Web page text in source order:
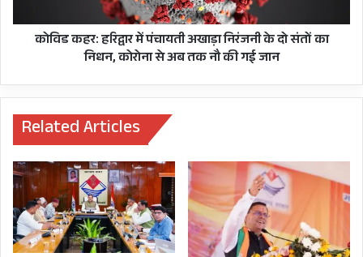
उनियाल गामा, जिलाधिकारी डा0 आशीष कुमार श्रीवास्तव,
नगर आयुक्त विनय शंकर पाण्डेय, सीईओ कैंट तनु जैन,
GANESHJOSHI
दो
कोरोना
अब
तक
नौ
की
गई
जान
कोविड कहर: हरिद्वार में पंचायती अखाड़ा निरंजनी के दो संतों का
निधन, कोरोना से अब तक नौ की गई जान
Related Articles